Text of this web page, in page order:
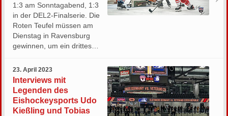
1:3 am Sonntagabend, 1:3
in der DEL2-Finalserie. Die
Roten Teufel müssen am
Dienstag in Ravensburg
gewinnen, um ein drittes…
23. April 2023
Interviews mit
Legenden des
Eishockeysports Udo
Kießling und Tobias